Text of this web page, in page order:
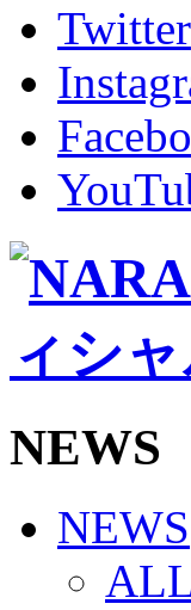
グッズ
ファンコ
ホームタ
コラム
その他
TEAM
2026/27ト
2026/27
バモス
チアダン
ボランテ
ビクト
HOMEGAME
観戦ルー
Jリーグ運
写真・動
SCHEDULE
2026/27
練習見学
TICKET
奈良クラ
Twitter
NEWS
NEWS